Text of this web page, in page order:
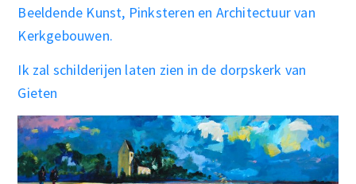
Beeldende Kunst, Pinksteren en Architectuur van
Kerkgebouwen.
Ik zal schilderijen laten zien in de dorpskerk van
Gieten